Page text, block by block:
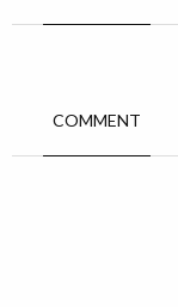
COMMENT